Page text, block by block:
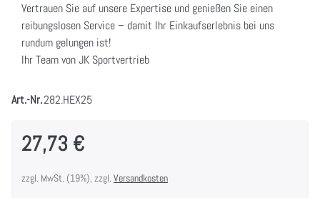
Vertrauen Sie auf unsere Expertise und genießen Sie einen
reibungslosen Service – damit Ihr Einkaufserlebnis bei uns
rundum gelungen ist!
Ihr Team von JK Sportvertrieb
Art.-Nr.282.HEX25
27,73 €
zzgl. MwSt. (19%), zzgl. Versandkosten